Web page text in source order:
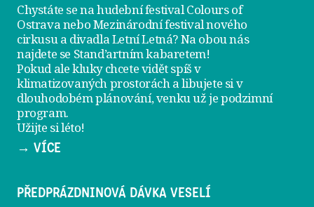
Chystáte se na hudební festival Colours of
Ostrava nebo Mezinárodní festival nového
cirkusu a divadla Letní Letná? Na obou nás
najdete se Stand’artním kabaretem!
Pokud ale kluky chcete vidět spíš v
klimatizovaných prostorách a libujete si v
dlouhodobém plánování, venku už jepodzimní
program.
Užijte si léto!
→ VÍCE
PŘEDPRÁZDNINOVÁ DÁVKA VESELÍ